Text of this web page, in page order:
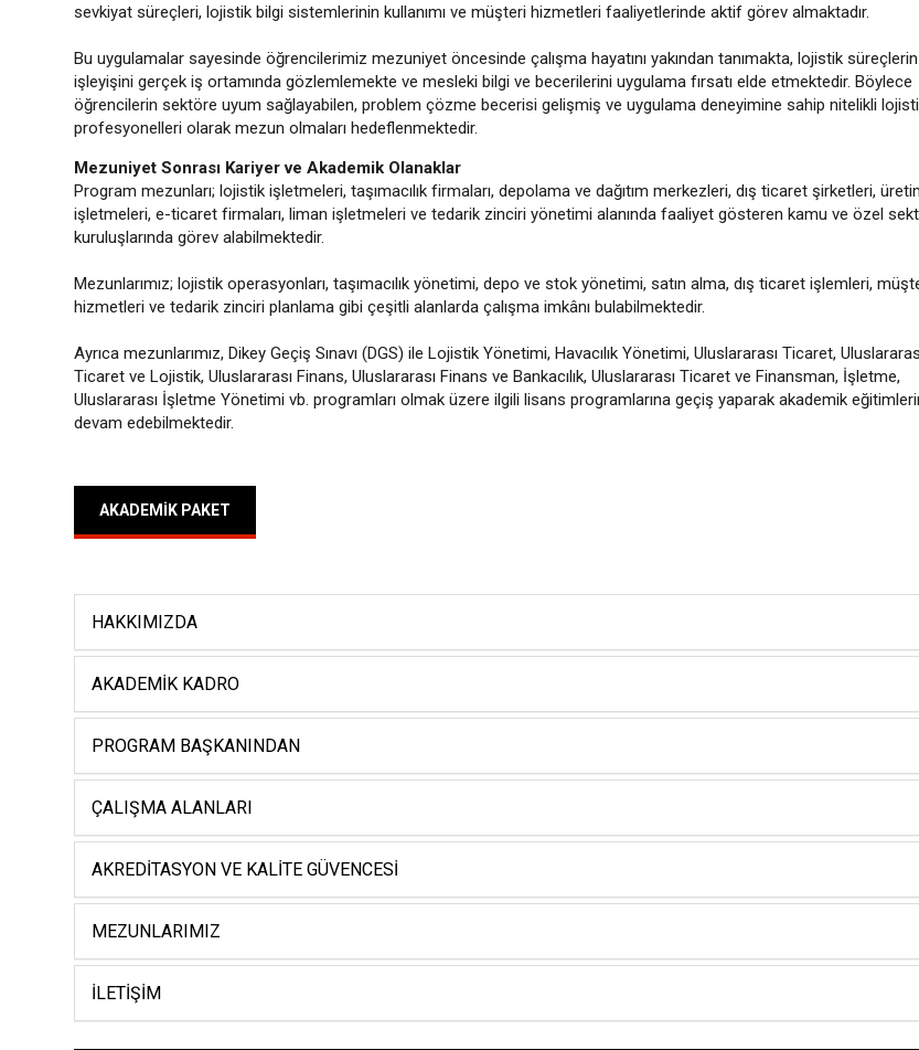
sevkiyat süreçleri, lojistik bilgi sistemlerinin kullanımı ve müşteri hizmetleri faaliyetlerinde aktif görev almaktadır.
Bu uygulamalar sayesinde öğrencilerimiz mezuniyet öncesinde çalışma hayatını yakından tanımakta, lojistik süreçlerin
işleyişini gerçek iş ortamında gözlemlemekte ve mesleki bilgi ve becerilerini uygulama fırsatı elde etmektedir. Böylece
öğrencilerin sektöre uyum sağlayabilen, problem çözme becerisi gelişmiş ve uygulama deneyimine sahip nitelikli
profesyonelleri olarak mezun olmaları hedeflenmektedir.
Mezuniyet Sonrası Kariyer ve Akademik Olanaklar
Program mezunları; lojistik işletmeleri, taşımacılık firmaları, depolama ve dağıtım merkezleri, dış ticaret şirketleri,
işletmeleri, e-ticaret firmaları, liman işletmeleri ve tedarik zinciri yönetimi alanında faaliyet gösteren kamu ve özel
kuruluşlarında görev alabilmektedir.
Mezunlarımız; lojistik operasyonları, taşımacılık yönetimi, depo ve stok yönetimi, satın alma, dış ticaret işlemleri,
hizmetleri ve tedarik zinciri planlama gibi çeşitli alanlarda çalışma imkânı bulabilmektedir.
Ayrıca mezunlarımız, Dikey Geçiş Sınavı (DGS) ile Lojistik Yönetimi, Havacılık Yönetimi, Uluslararası Ticaret,
Ticaret ve Lojistik, Uluslararası Finans, Uluslararası Finans ve Bankacılık, Uluslararası Ticaret ve Finansman, İşletme,
Uluslararası İşletme Yönetimi vb. programları olmak üzere ilgili lisans programlarına geçiş yaparak akademik
devam edebilmektedir.
AKADEMIK PAKET
HAKKIMIZDA
AKADEMIK KADRO
PROGRAM BAŞKANINDAN
ÇALIŞMA ALANLARI
AKREDITASYON VE KALITE GÜVENCESI
MEZUNLARIMIZ
İLETIŞIM